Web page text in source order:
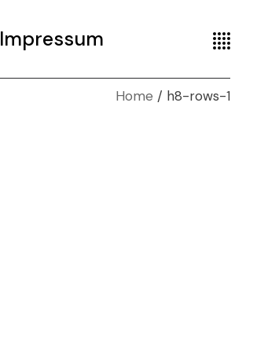
Impressum
Home h8-rows-1